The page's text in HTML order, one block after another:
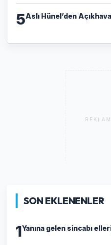
5Aslı Hünel’den
SON EKLENENLER
1Yanına gelen sincabı